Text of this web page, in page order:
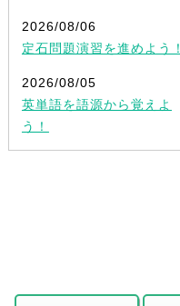
2026/08/06
定石問題演習を進めよう！
2026/08/05
英単語を語源から覚えよ
う！